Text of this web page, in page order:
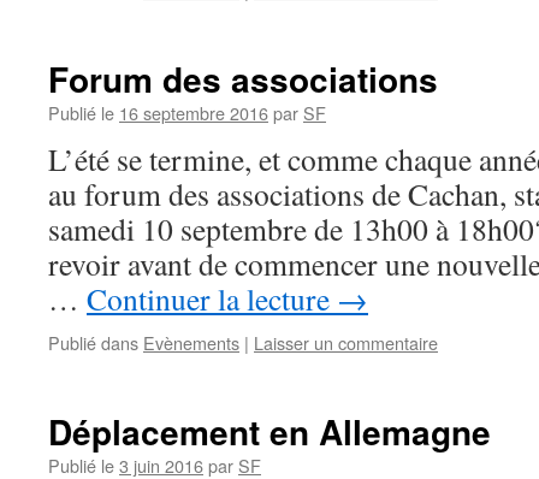
Forum des associations
Publié le 16 septembre 2016par SF
L’été se termine, et comme chaque
au forum des associations de Cachan,
samedi 10 septembre de 13h00 à
revoir avant de commencer une
… Continuer la lecture →
Publié dans Evènements | Laisser un commentaire
Déplacement en Allemagne
Publié le3 juin 2016par SF